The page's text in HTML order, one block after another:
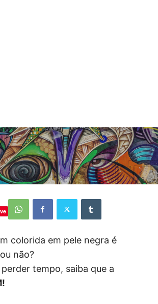
colorida em pele negra é
não?
tempo, saiba que a